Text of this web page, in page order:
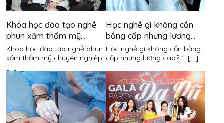
Khóa học đào tạo nghề
phun xăm thẩm mỹ
chuyên nghiệp
Khóa học đào tạo nghề phun
xăm thẩm mỹ chuyên nghiệp
[...]
Học nghề gì không cần
bằng cấp nhưng lương
cao?
Học nghề gì không cần bằng
cấp nhưng lương cao? 1. [...]